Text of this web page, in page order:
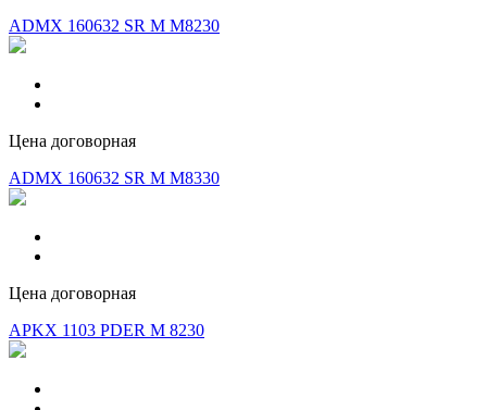
ADMX 160632 SR M M8230
Цена договорная
ADMX 160632 SR M M8330
Цена договорная
APKX 1103 PDER M 8230